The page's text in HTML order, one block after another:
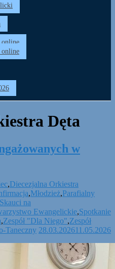
Dęta
w
,Diecezjalna Orkiestra
,Młodzież,Parafialny
Skauci na
Ewangelickie,Spotkanie
,Zespół "Dla Niego",Zespół
Taneczny 28.03.202611.05.2026